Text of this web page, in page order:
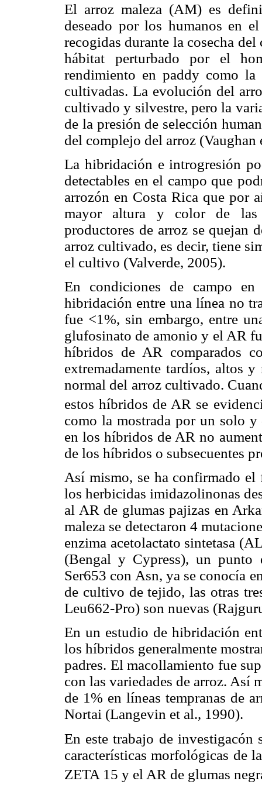
El arroz maleza (AM) es
deseado por los humanos en
recogidas durante la cosecha
hábitat perturbado por el
rendimiento en paddy como
cultivadas. La evolución del
cultivado y silvestre, pero la
de la presión de selección
del complejo del arroz (Vaughan
La hibridación e introgresión
detectables en el campo que
arrozón en Costa Rica que por
mayor altura y color de las
productores de arroz se quejan
arroz cultivado, es decir, tiene
el cultivo (Valverde, 2005).
En condiciones de campo
hibridación entre una línea no
fue <1%, sin embargo, entre
glufosinato de amonio y el AR
híbridos de AR comparados
extremadamente tardíos, altos
normal del arroz cultivado.
estos híbridos de AR se
como la mostrada por un solo
en los híbridos de AR no
de los híbridos o subsecuentes
Así mismo, se ha confirmado
los herbicidas imidazolinonas
al AR de glumas pajizas en
maleza se detectaron 4
enzima acetolactato sintetasa
(Bengal y Cypress), un punto
Ser653 con Asn, ya se conocía
de cultivo de tejido, las otras
Leu662-Pro) son nuevas
En un estudio de hibridación
los híbridos generalmente
padres. El macollamiento fue
con las variedades de arroz. Así
de 1% en líneas tempranas de
Nortai (Langevin et al., 1990).
En este trabajo de investigacón
características morfológicas de
ZETA 15 y el AR de glumas